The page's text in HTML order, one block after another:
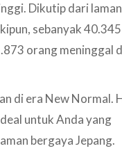
Dikutip dari laman
sebanyak
orang meninggal
di era New Normal.
untuk Anda yang
bergaya Jepang.